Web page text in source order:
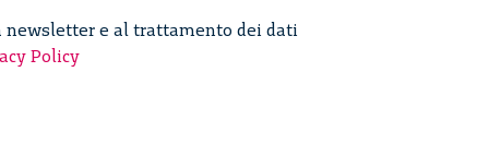
newsletter e al trattamento dei dati
Policy